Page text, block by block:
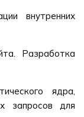
внутренних
Разработка
ядра,
запросов для